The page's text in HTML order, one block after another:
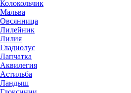
Колокольчик
Мальва
Овсянница
Лилейник
Лилия
Гладиолус
Лапчатка
Аквилегия
Астильба
Ландыш